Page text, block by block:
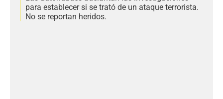
para establecer si se trató de un ataque terrorista.
No se reportan heridos.